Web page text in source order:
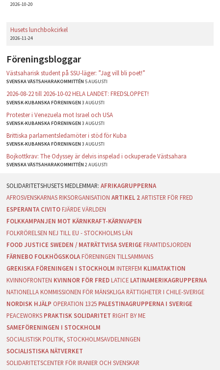
2026-10-20
Husets lunchbokcirkel
2026-11-24
Föreningsbloggar
Västsaharisk student på SSU-läger: ”Jag vill bli poet!”
SVENSKA VÄSTSAHARAKOMMITTÉN5 AUGUSTI
2026-08-22 till 2026-10-02 HELA LANDET: FREDSLOPPET!
SVENSK-KUBANSKA FÖRENINGEN3 AUGUSTI
Protester i Venezuela mot Israel och USA
SVENSK-KUBANSKA FÖRENINGEN3 AUGUSTI
Brittiska parlamentsledamöter i stöd för Kuba
SVENSK-KUBANSKA FÖRENINGEN3 AUGUSTI
Bojkottkrav: The Odyssey är delvis inspelad i ockuperade Västsahara
SVENSKA VÄSTSAHARAKOMMITTÉN2 AUGUSTI
AFRIKAGRUPPERNA
AFROSVENSKARNAS RIKSORGANISATION ARTIKEL 2 ARTISTER FÖR FRED
ESPERANTA CIVITO FJÄRDE VÄRLDEN
FOLKKAMPANJEN MOT KÄRNKRAFT-KÄRNVAPEN
FOLKRÖRELSEN NEJ TILL EU - STOCKHOLMS LÄN
FOOD JUSTICE SWEDEN / MATRÄTTVISA SVERIGE FRAMTIDSJORDEN
FÄRNEBO FOLKHÖGSKOLA FÖRENINGEN TILLSAMMANS
GREKISKA FÖRENINGEN I STOCKHOLM INTERFEM KLIMATAKTION
KVINNOFRONTEN KVINNOR FÖR FRED LATICE LATINAMERIKAGRUPPERNA
NATIONELLA KOMMISSIONEN FÖR MÄNSKLIGA RÄTTIGHETER I CHILE-SVERIGE
NORDISK HJÄLP OPERATION 1325 PALESTINAGRUPPERNA I SVERIGE
PEACEWORKS PRAKTISK SOLIDARITET RIGHT BY ME
SAMEFÖRENINGEN I STOCKHOLM
SOCIALISTISK POLITIK, STOCKHOLMSAVDELNINGEN
SOCIALISTISKA NÄTVERKET
SOLIDARITETSCENTER FÖR IRANIER OCH SVENSKAR